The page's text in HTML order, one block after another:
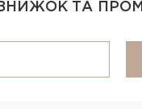
ЗНИЖОК ТА